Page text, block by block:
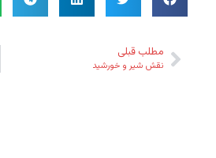
مطلب قبلی
نقش شیر و خورشید